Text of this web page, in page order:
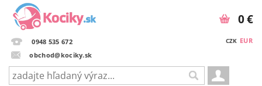
0948 535 672
obchod@kociky.sk
CZK EUR
0 €